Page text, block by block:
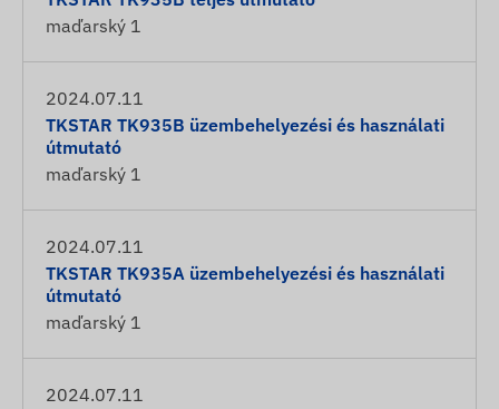
maďarský 1
2024.07.11
TKSTAR TK935B üzembehelyezési és használati
útmutató
maďarský 1
2024.07.11
TKSTAR TK935A üzembehelyezési és használati
útmutató
maďarský 1
2024.07.11